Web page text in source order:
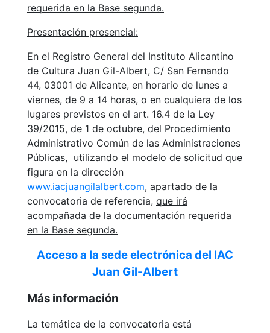
requerida en la Base segunda.
Presentación presencial:
En el Registro General del Instituto Alicantino
de Cultura Juan Gil-Albert, C/ San Fernando
44, 03001 de Alicante, en horario de lunes a
viernes, de 9 a 14 horas, o en cualquiera de los
lugares previstos en el art. 16.4 de la Ley
39/2015, de 1 de octubre, del Procedimiento
Administrativo Común de las Administraciones
Públicas, utilizando el modelo de solicitud que
figura en la dirección
www.iacjuangilalbert.com, apartado de la
convocatoria de referencia, que irá
acompañada de la documentación requerida
en la Base segunda.
Acceso a la sede electrónica del IAC
Juan Gil-Albert
Más información
La temática de la convocatoria está